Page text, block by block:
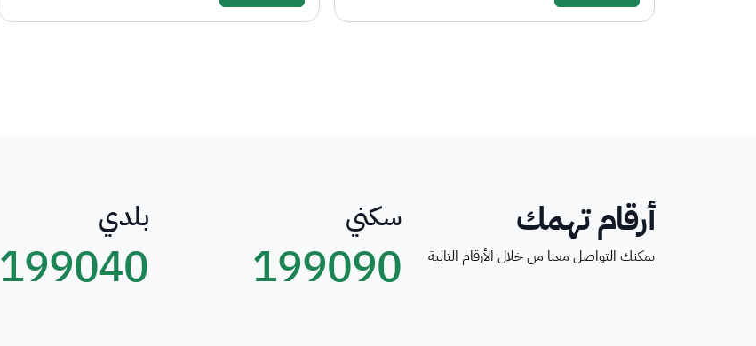
أرقام تهمك
يمكنك التواصل معنا من خلال الأرقام التالية
سكني
199090
بلدي
199040